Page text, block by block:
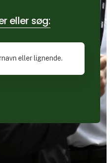
eller søg: